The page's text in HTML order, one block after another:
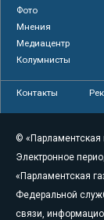
Фото
Мнения
Медиацентр
Колумнисты
Контакты
© «Парламентская
Электронное
«Парламентская
Федеральной
связи,